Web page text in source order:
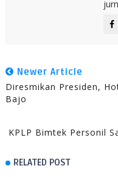
Newer Article
Diresmikan Presiden,
Bajo
KPLP Bimtek Personil
RELATED POST